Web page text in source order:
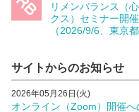
リメンバランス（
クス）セミナー開催
（2026/9/6、東京
サイトからのお知らせ
2026年05月26日(火)
オンライン（Zoom）開催へ